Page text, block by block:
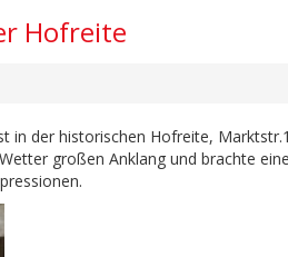
Hofreite
in der historischen Hofreite,
großen Anklang und brachte